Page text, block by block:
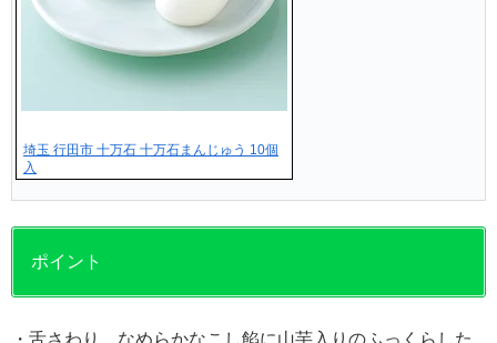
埼玉 行田市 十万石 十万石まんじゅう 10個
入
ポイント
・舌さわり、なめらかなこし餡に山芋入りのふっくらした